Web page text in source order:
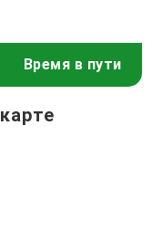
Время в пути